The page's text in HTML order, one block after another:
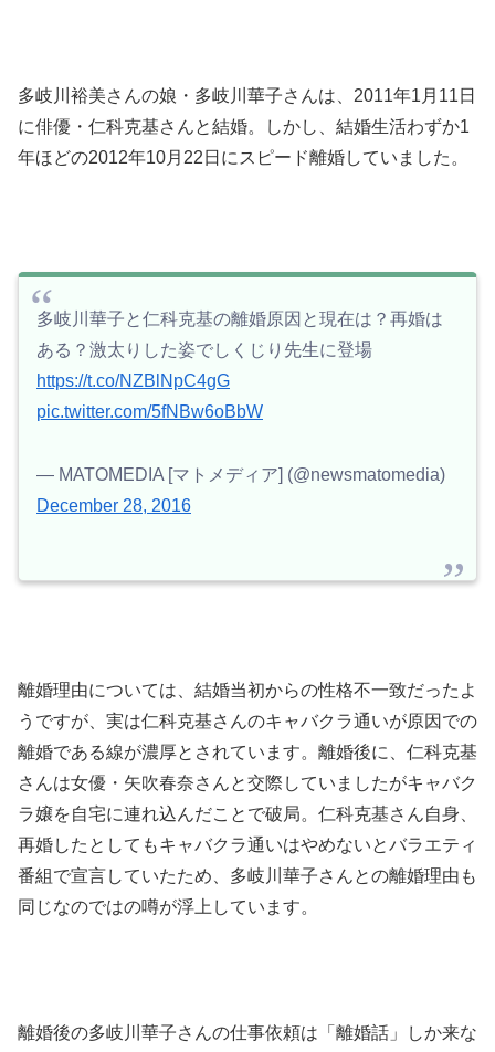
多岐川裕美さんの娘・多岐川華子さんは、 2011年1月11日
に俳優・仁科克基さんと結婚。しかし、結婚生活わずか1
年ほどの2012年10月22日にスピード離婚していました。
多岐川華子と仁科克基の離婚原因と現在は？再婚は
ある？激太りした姿でしくじり先生に登場
https://t.co/NZBlNpC4gG
pic.twitter.com/5fNBw6oBbW
— MATOMEDIA [マトメディア] (@newsmatomedia)
December 28, 2016
離婚理由については、結婚当初からの性格不一致だったよ
うですが、実は仁科克基さんのキャバクラ通いが原因での
離婚である線が濃厚とされています。離婚後に、仁科克基
さんは女優・矢吹春奈さんと交際していましたがキャバク
ラ嬢を自宅に連れ込んだことで破局。仁科克基さん自身、
再婚したとしてもキャバクラ通いはやめないとバラエティ
番組で宣言していたため、 多岐川華子さんとの離婚理由も
同じなのではの噂が浮上しています。
離婚後の多岐川華子さんの仕事依頼は「離婚話」しか来な